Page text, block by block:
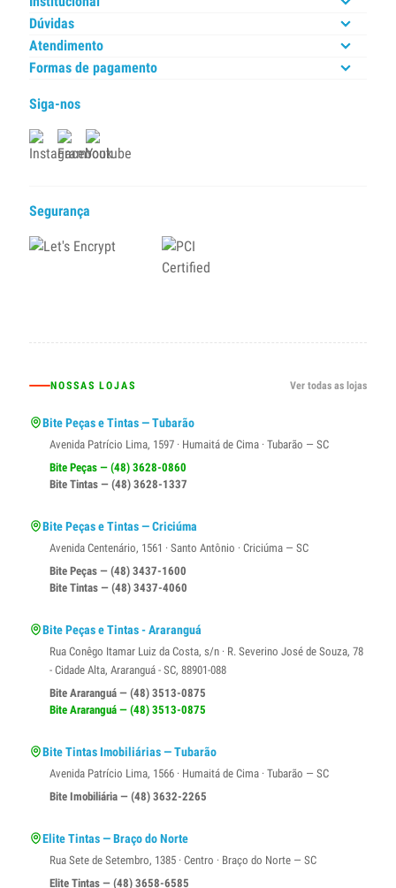
Dúvidas
Atendimento
Formas de pagamento
Siga-nos
Segurança
NOSSAS LOJAS Ver todas as lojas
Bite Peças e Tintas — Tubarão
Avenida Patrício Lima, 1597 · Humaitá de Cima · Tubarão — SC
Bite Peças — (48) 3628-0860
Bite Tintas — (48) 3628-1337
Bite Peças e Tintas — Criciúma
Avenida Centenário, 1561 · Santo Antônio · Criciúma — SC
Bite Peças — (48) 3437-1600
Bite Tintas — (48) 3437-4060
Bite Peças e Tintas - Araranguá
Rua Conêgo Itamar Luiz da Costa, s/n · R. Severino José de Souza, 78
- Cidade Alta, Araranguá - SC, 88901-088
Bite Araranguá — (48) 3513-0875
Bite Araranguá — (48) 3513-0875
Bite Tintas Imobiliárias — Tubarão
Avenida Patrício Lima, 1566 · Humaitá de Cima · Tubarão — SC
Bite Imobiliária — (48) 3632-2265
Elite Tintas — Braço do Norte
Rua Sete de Setembro, 1385 · Centro · Braço do Norte — SC
Elite Tintas — (48) 3658-6585